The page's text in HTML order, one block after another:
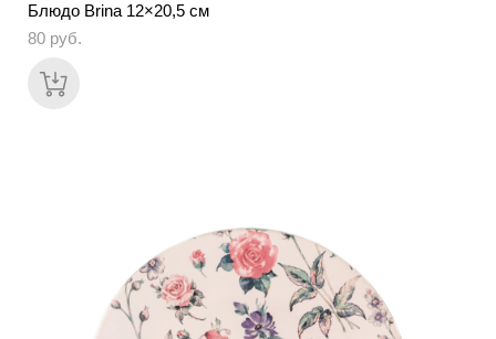
Блюдо Brina 12×20,5 см
80 pуб.